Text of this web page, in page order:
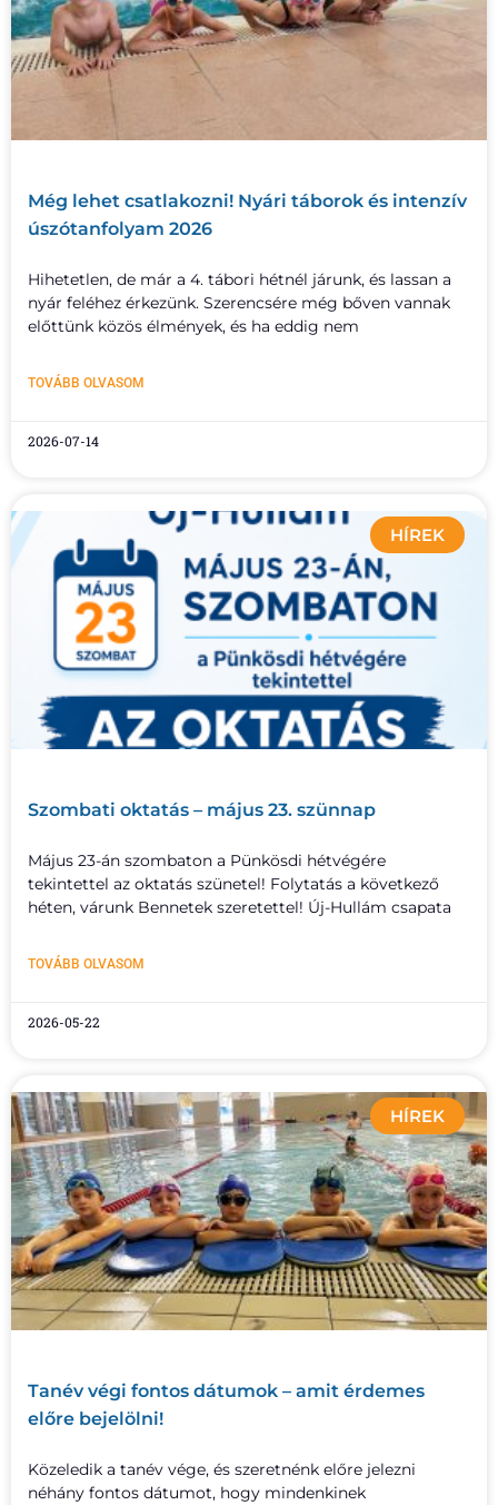
Még lehet csatlakozni! Nyári táborok és intenzív
úszótanfolyam 2026
Hihetetlen, de már a 4. tábori hétnél járunk, és lassan a
nyár feléhez érkezünk. Szerencsére még bőven vannak
előttünk közös élmények, és ha eddig nem
TOVÁBB OLVASOM
2026-07-14
HÍREK
Szombati oktatás – május 23. szünnap
Május 23-án szombaton a Pünkösdi hétvégére
tekintettel az oktatás szünetel! Folytatás a következő
héten, várunk Bennetek szeretettel! Új-Hullám csapata
TOVÁBB OLVASOM
2026-05-22
HÍREK
Tanév végi fontos dátumok – amit érdemes
előre bejelölni!
Közeledik a tanév vége, és szeretnénk előre jelezni
néhány fontos dátumot, hogy mindenkinek